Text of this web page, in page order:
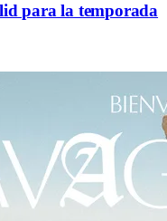
para la temporada